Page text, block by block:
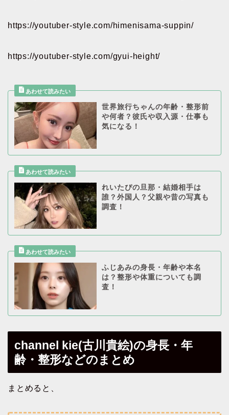
https://youtuber-style.com/himenisama-suppin/
https://youtuber-style.com/gyui-height/
世界旅行ちゃんの年齢・整形前
や何者？彼氏や収入源・仕事も
気になる！
れいたぴの旦那・結婚相手は
誰？外国人？父親や昔の写真も
調査！
ふじあみの身長・年齢や本名
は？整形や体重についても調
査！
channel kie(古川貴絵)の身長・年
齢・整形などのまとめ
まとめると、